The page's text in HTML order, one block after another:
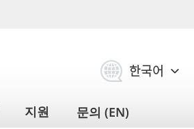
한국어
지원 문의 (EN)